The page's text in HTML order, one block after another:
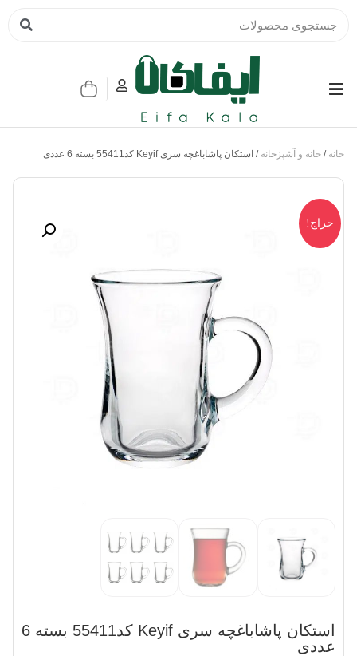
خانه / خانه و آشپزخانه / استکان پاشاباغچه سری Keyif کد55411 بسته 6 عددی
حراج!
استکان پاشاباغچه سری Keyif کد55411 بسته 6
عددی